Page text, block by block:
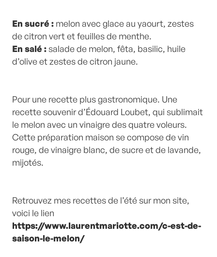
En sucré : melon avec glace au yaourt, zestes
de citron vert et feuilles de menthe.
En salé :salade de melon, fêta, basilic, huile
d’olive et zestes de citron jaune.
Pour une recette plus gastronomique. Une
recette souvenir d’Édouard Loubet, qui sublimait
le melon avec un vinaigre des quatre voleurs.
Cette préparation maison se compose de vin
rouge, de vinaigre blanc, de sucre et de lavande,
mijotés.
Retrouvez mes recettes de l’été sur mon site,
voici le lien
https://www.laurentmariotte.com/c-est-de-
saison-le-melon/